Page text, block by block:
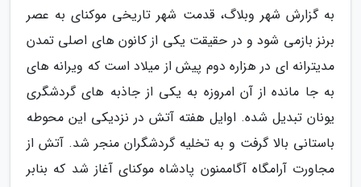
به گزارش شهر وبلاگ، قدمت شهر تاریخی موکنای به عصر
برنز بازمی شود و در حقیقت یکی از کانون های اصلی تمدن
مدیترانه ای در هزاره دوم پیش از میلاد است که ویرانه های
به جا مانده از آن امروزه به یکی از جاذبه های گردشگری
یونان تبدیل شده. اوایل هفته آتش در نزدیکی این محوطه
باستانی بالا گرفت و به تخلیه گردشگران منجر شد. آتش از
مجاورت آرامگاه آگاممنون پادشاه موکنای آغاز شد که بنابر